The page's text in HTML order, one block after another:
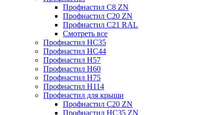
Профнастил С8 ZN
Профнастил С20 ZN
Профнастил С21 RAL
Смотреть все
Профнастил HC35
Профнастил HC44
Профнастил H57
Профнастил H60
Профнастил H75
Профнастил H114
Профнастил для крыши
Профнастил С20 ZN
Профнастил НС35 ZN